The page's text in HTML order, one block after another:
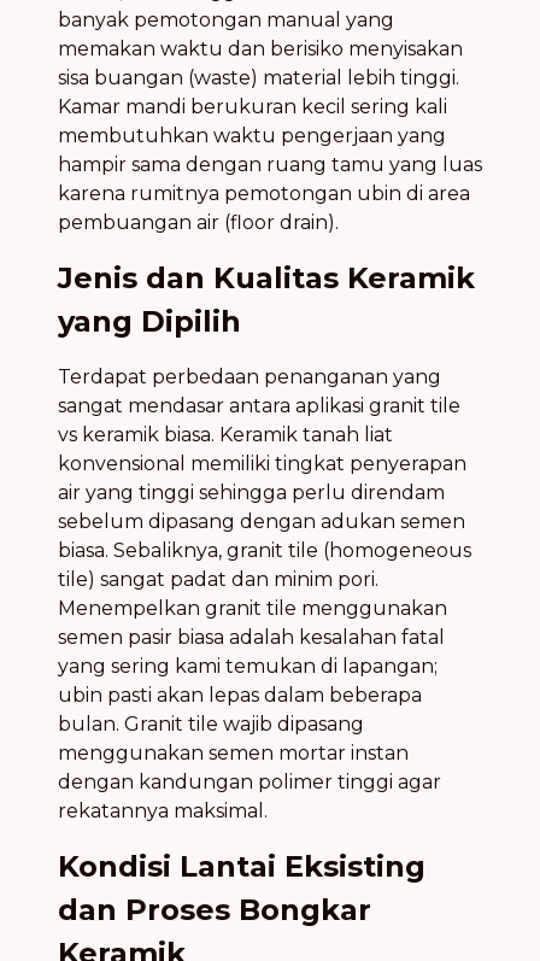
banyak pemotongan manual yang
memakan waktu dan berisiko menyisakan
sisa buangan (waste) material lebih tinggi.
Kamar mandi berukuran kecil sering kali
membutuhkan waktu pengerjaan yang
hampir sama dengan ruang tamu yang luas
karena rumitnya pemotongan ubin di area
pembuangan air (floor drain).
Jenis dan Kualitas Keramik
yang Dipilih
Terdapat perbedaan penanganan yang
sangat mendasar antara aplikasi granit tile
vs keramik biasa. Keramik tanah liat
konvensional memiliki tingkat penyerapan
air yang tinggi sehingga perlu direndam
sebelum dipasang dengan adukan semen
biasa. Sebaliknya, granit tile (homogeneous
tile) sangat padat dan minim pori.
Menempelkan granit tile menggunakan
semen pasir biasa adalah kesalahan fatal
yang sering kami temukan di lapangan;
ubin pasti akan lepas dalam beberapa
bulan. Granit tile wajib dipasang
menggunakan semen mortar instan
dengan kandungan polimer tinggi agar
rekatannya maksimal.
Kondisi Lantai Eksisting
dan Proses Bongkar
Keramik